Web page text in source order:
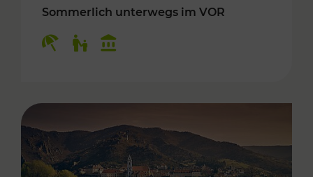
Sommerlich unterwegs im VOR